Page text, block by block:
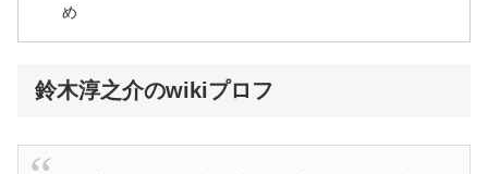
め
鈴木淳之介のwikiプロフ